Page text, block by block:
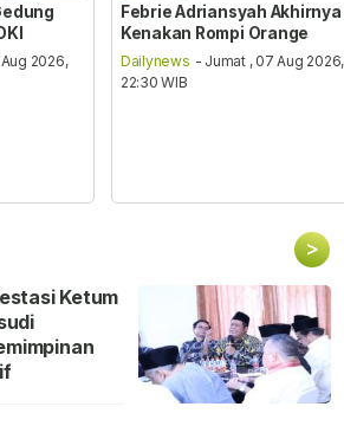
2026,
Febrie Adriansyah Akhirnya
Kenakan Rompi Orange
Dailynews - Jumat , 07 Aug 2026,
22:30 WIB
>
Ketum